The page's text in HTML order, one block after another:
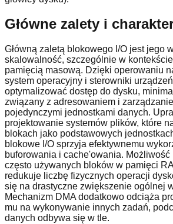
Główne zalety i
Główną zaletą blokowego I/O jest jego
skalowalność, szczególnie w
pamięcią masową. Dzięki operowaniu
system operacyjny i sterowniki
optymalizować dostęp do dysku,
związany z adresowaniem i
pojedynczymi jednostkami danych.
projektowanie systemów plików, które
blokach jako podstawowych
blokowe I/O sprzyja efektywnemu
buforowania i cache'owania.
często używanych bloków w pamięci
redukuje liczbę fizycznych operacji
się na drastyczne zwiększenie ogólnej
Mechanizm DMA dodatkowo odciąża
mu na wykonywanie innych zadań,
danych odbywa się w tle.